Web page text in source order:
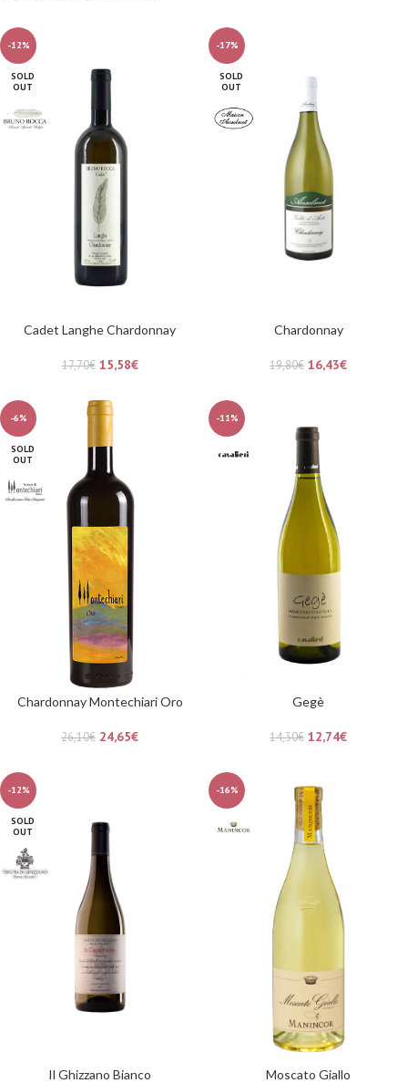
-12%
SOLD
OUT
Cadet Langhe Chardonnay
17,70€ 15,58€
-17%
SOLD
OUT
Chardonnay
19,80€ 16,43€
-6%
SOLD
OUT
Chardonnay Montechiari Oro
26,10€ 24,65€
-11%
Gegè
14,30€ 12,74€
-12%
SOLD
OUT
Il Ghizzano Bianco
-16%
Moscato Giallo